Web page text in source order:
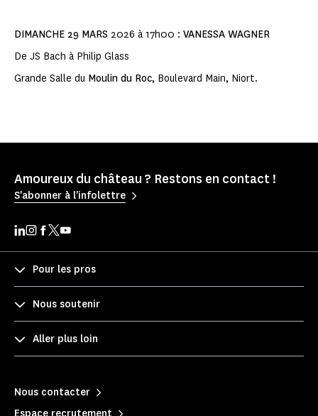
DIMANCHE 29 MARS 2026 à 17h00 : VANESSA WAGNER
De JS Bach à Philip Glass
Grande Salle du Moulin du Roc, Boulevard Main, Niort.
Amoureux du château ? Restons en contact !
S'abonner à l'infolettre
Pour les pros
Nous soutenir
Aller plus loin
Nous contacter